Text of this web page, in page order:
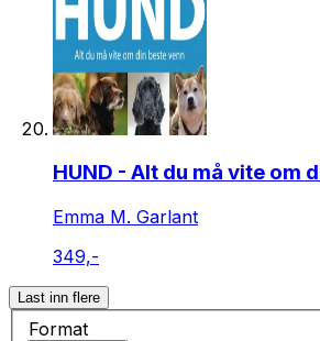
HUND - Alt du må vite om
Emma M. Garlant
349,-
Last inn flere
Format